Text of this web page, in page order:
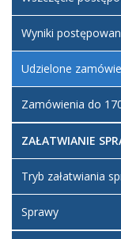
Wyniki
Udzielone
Zamówienia do
ZAŁATWIANIE
Tryb załatwiania
Sprawy